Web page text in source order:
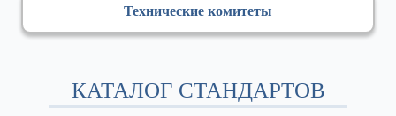
Технические комитеты
КАТАЛОГ СТАНДАРТОВ